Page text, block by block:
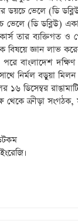
ডয়চে ভেলে (ডি
ভেলে (ডি ডব্লিউ)
তার ব্যক্তিগত ও
বিষয়ে জ্ঞান লাভ
বাংলাদেশ
নির্মল বড়ুয়া
১৬ ডিসেম্বর
থেকে ক্রীড়া